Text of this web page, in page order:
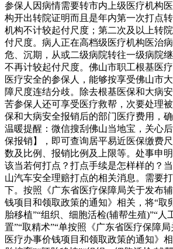
参保人因病情需要转市内上级医疗机构
构开出转院证明而且是年内第一次打点
机构不计较起付尺度；第二次及以上转
付尺度。病人正在高档级医疗机构医治病
危、沉期，从或二级病院转往一级病院
不再计较起付尺度。佛山市职工根基医
医疗安全的参保人，能够按享受佛山市
障尺度连结分歧。除去根基医保和大病
苦参保人还可享受医疗救帮，次要处理
保和大病安全报销后的部门医疗费用，
温暖提醒：微信搜刮佛山当地宝，关心
保报销】，即可查询居平易近医保缴费
数及比例、报销比例及上限等。处事申
该当若何打点？打点手续是怎样样的？
山汽车安全理赔打点的相关消息。需要
下。按照《广东省医疗保障局关于发布
钱项目和领取政策的通知》相关，将“取
胎移植”“组织、细胞活检(辅帮生殖)”“人
置”“取精术”“单按照《广东省医疗保障
医疗办事价钱项目和领取政策的通知》